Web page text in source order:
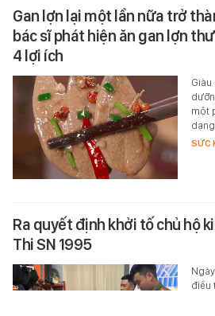
Gan lợn lại một lần nữa trở
bác sĩ phát hiện ăn gan lợn
4 lợi ích
Giàu
một
SỨC
Ra quyết định khởi tố chủ hộ
Thi SN 1995
điều